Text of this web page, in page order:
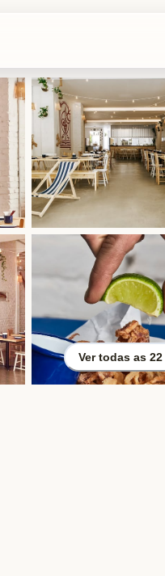
Ver todas as 22